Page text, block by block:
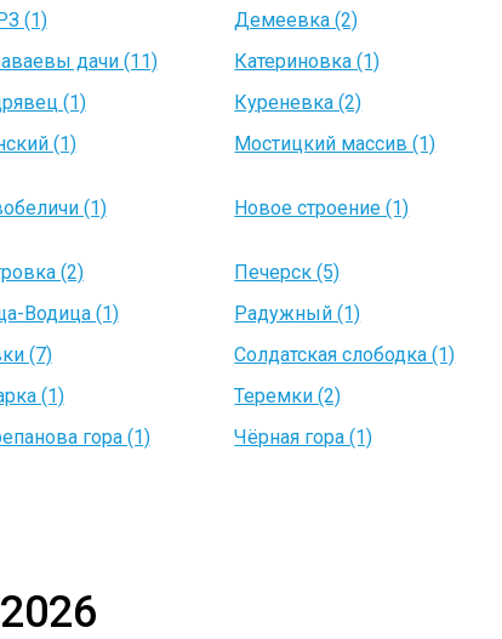
(1)
Демеевка (2)
дачи (11)
Катериновка (1)
(1)
Куреневка (2)
(1) Мостицкий массив (1)
(1) Новое строение (1)
(2)
Печерск (5)
Водица (1)
Радужный (1)
(7)
Солдатская слободка (1)
(1)
Теремки (2)
гора (1)
Чёрная гора (1)